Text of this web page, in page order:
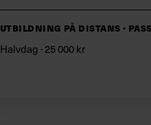
Utbildning på distans ·
Halvdag · 25 000 kr